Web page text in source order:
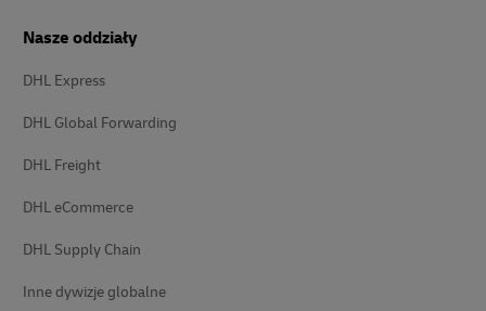
Nasze oddziały
DHL Express
DHL Global Forwarding
DHL Freight
DHL eCommerce
DHL Supply Chain
Inne dywizje globalne